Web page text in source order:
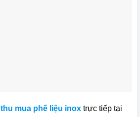
thu mua phế liệu inoxtrực tiếp tại